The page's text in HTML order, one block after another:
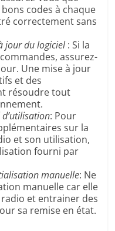
codes à chaque
correctement sans
jour du logiciel: Si la
assurez-
Une mise à jour
et des
résoudre tout
: Pour
sur la
et son utilisation,
fourni par
manuelle: Ne
manuelle car elle
et entrainer des
sa remise en état.